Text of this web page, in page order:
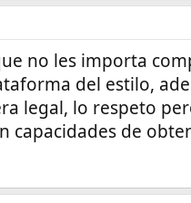
no les importa
del estilo,
legal, lo respeto
capacidades de